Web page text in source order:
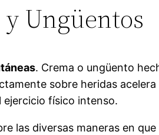
y Ungüentos
. Crema o ungüento
sobre heridas
ejercicio físico intenso.
las diversas maneras en